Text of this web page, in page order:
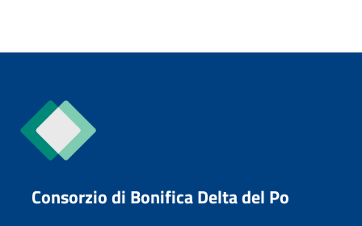
Consorzio di Bonifica Delta del Po